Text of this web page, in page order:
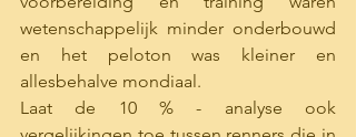
wetenschappelijk minder onderbouwd
en het peloton was kleiner en
allesbehalve mondiaal.
Laat de 10 % - analyse ook